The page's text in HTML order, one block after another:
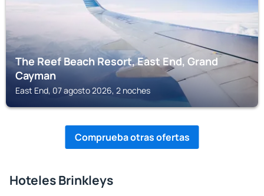
The Reef Beach Resort, East End, Grand
Cayman
East End, 07 agosto 2026, 2 noches
Comprueba otras ofertas
Hoteles Brinkleys